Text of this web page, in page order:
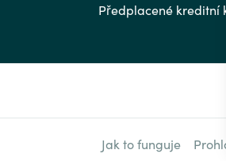
Předplacené kreditní
Jak to funguje